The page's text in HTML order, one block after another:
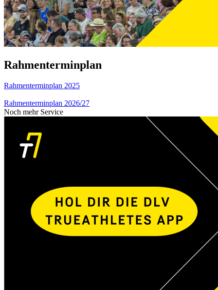
Rahmenterminplan
Rahmenterminplan 2025
Rahmenterminplan 2026/27
Noch mehr Service